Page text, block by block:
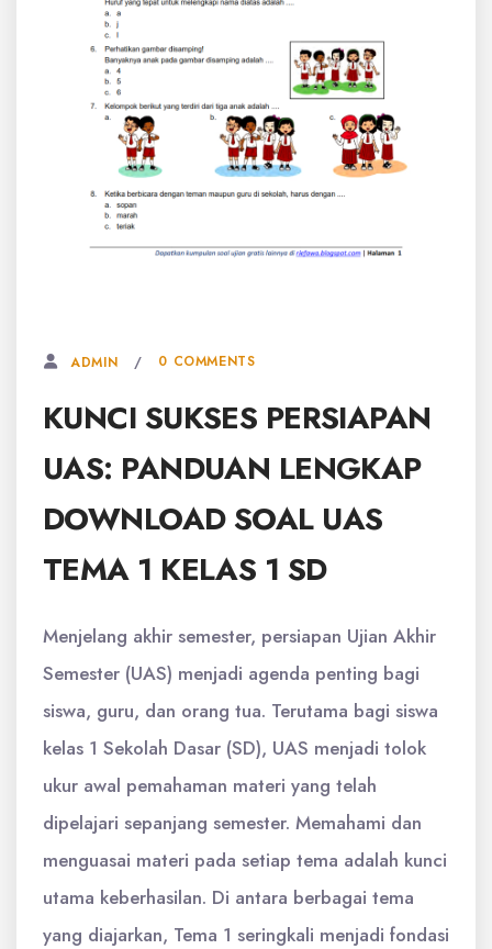
ADMIN 0 COMMENTS
KUNCI SUKSES PERSIAPAN
UAS: PANDUAN LENGKAP
DOWNLOAD SOAL UAS
TEMA 1 KELAS 1 SD
Menjelang akhir semester, persiapan Ujian Akhir
Semester (UAS) menjadi agenda penting bagi
siswa, guru, dan orang tua. Terutama bagi siswa
kelas 1 Sekolah Dasar (SD), UAS menjadi tolok
ukur awal pemahaman materi yang telah
dipelajari sepanjang semester. Memahami dan
menguasai materi pada setiap tema adalah kunci
utama keberhasilan. Di antara berbagai tema
yang diajarkan, Tema 1 seringkali menjadi fondasi